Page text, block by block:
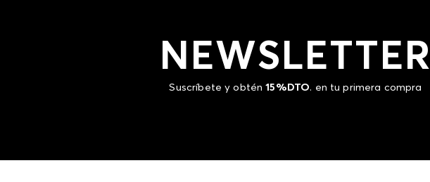
NEWSLETTER
Suscríbete y obtén15%DTO. en tu primera compra